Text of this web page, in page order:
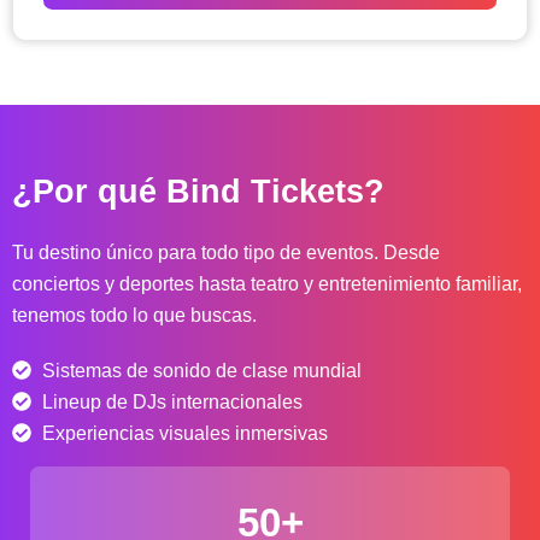
d
p
c
i
s
:
d
d
$
¿Por qué Bind Tickets?
Tu destino único para todo tipo de eventos. Desde
conciertos y deportes hasta teatro y entretenimiento familiar,
tenemos todo lo que buscas.
Sistemas de sonido de clase mundial
Lineup de DJs internacionales
Experiencias visuales inmersivas
50+